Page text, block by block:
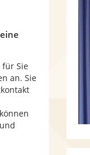
für Sie
an. Sie